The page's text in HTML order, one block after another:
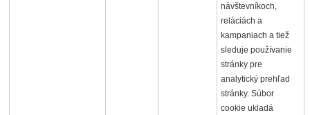
návštevníkoch,
reláciách a
kampaniach a tiež
sleduje používanie
stránky pre
analytický prehľad
stránky. Súbor
cookie ukladá